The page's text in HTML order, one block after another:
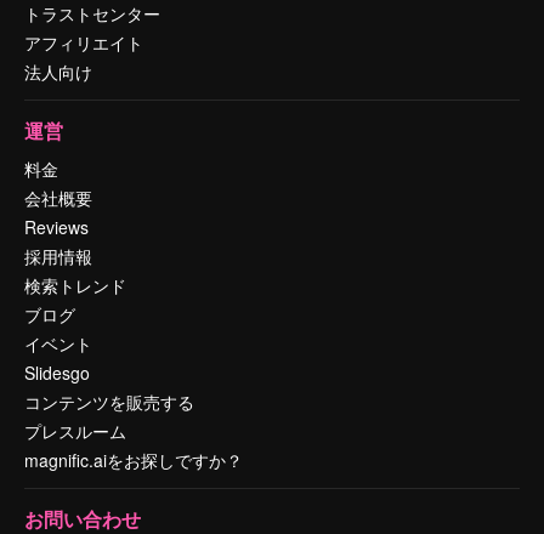
トラストセンター
アフィリエイト
法人向け
運営
料金
会社概要
Reviews
採用情報
検索トレンド
ブログ
イベント
Slidesgo
コンテンツを販売する
プレスルーム
magnific.aiをお探しですか？
お問い合わせ